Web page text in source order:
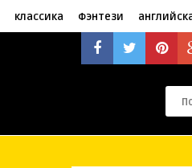
классика Фэнтези